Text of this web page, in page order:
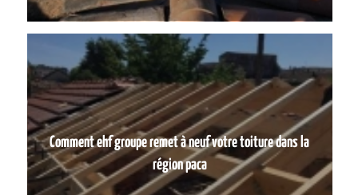
Comment ehf groupe remet à neuf votre toiture dans la
région paca